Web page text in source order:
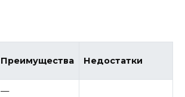
Преимущества Недостатки
—